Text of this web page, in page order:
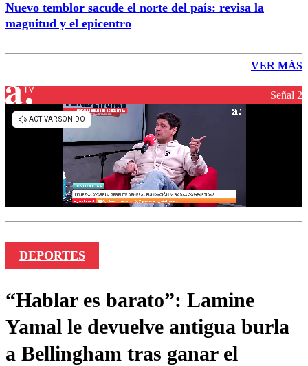
Nuevo temblor sacude el norte del país: revisa la
magnitud y el epicentro
VER MÁS
Señal 2
DEPORTES
“Hablar es barato”: Lamine
Yamal le devuelve antigua burla
a Bellingham tras ganar el